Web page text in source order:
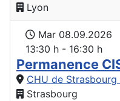
Lyon
Mar 08.09.2026
13:30 h - 16:30 h
Permanence
CHU de
Strasbourg